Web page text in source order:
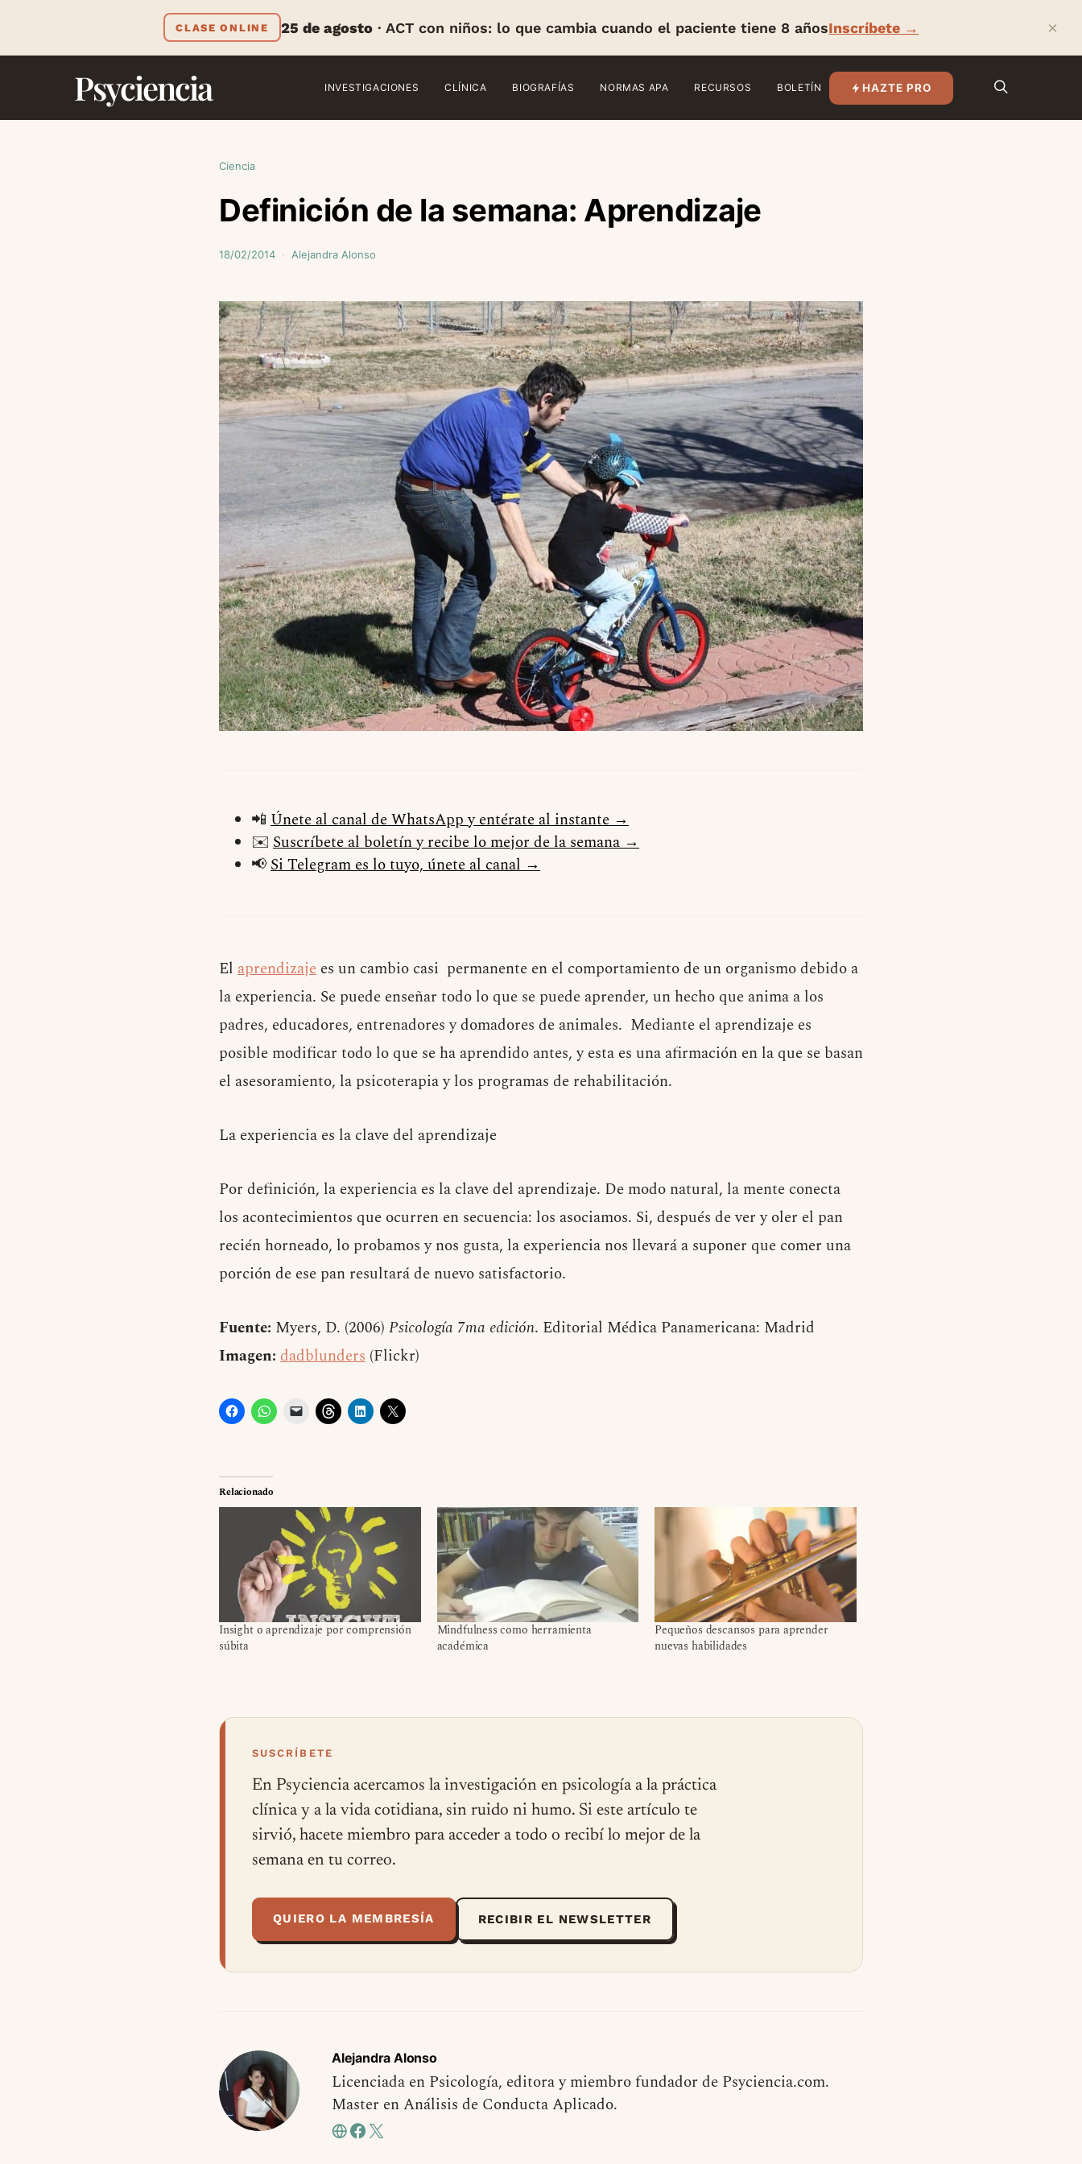
CLASE ONLINE 25 de agosto · ACT con niños: lo que cambia cuando el paciente tiene 8 añosInscríbete → ×
Psyciencia INVESTIGACIONES CLÍNICA BIOGRAFÍAS NORMAS APA RECURSOS BOLETÍN HAZTE PRO
Ciencia
Definición de la semana: Aprendizaje
18/02/2014 Alejandra Alonso
📲 Únete al canal de WhatsApp y entérate al instante →
✉️ Suscríbete al boletín y recibe lo mejor de la semana →
📢Si Telegram es lo tuyo, únete al canal →
El aprendizaje es un cambio casi permanente en el comportamiento de un organismo debido a
la experiencia. Se puede enseñar todo lo que se puede aprender, un hecho que anima a los
padres, educadores, entrenadores y domadores de animales. Mediante el aprendizaje es
posible modificar todo lo que se ha aprendido antes, y esta es una afirmación en la que se basan
el asesoramiento, la psicoterapia y los programas de rehabilitación.
La experiencia es la clave del aprendizaje
Por definición, la experiencia es la clave del aprendizaje. De modo natural, la mente conecta
los acontecimientos que ocurren en secuencia: los asociamos. Si, después de ver y oler el pan
recién horneado, lo probamos y nos gusta, la experiencia nos llevará a suponer que comer una
porción de ese pan resultará de nuevo satisfactorio.
Fuente: Myers, D. (2006) Psicología 7ma edición. Editorial Médica Panamericana: Madrid
Imagen: dadblunders (Flickr)
Relacionado
Insight o aprendizaje por comprensión
súbita
Mindfulness como herramienta
académica
Pequeños descansos para aprender
nuevas habilidades
SUSCRÍBETE
En Psyciencia acercamos la investigación en psicología a la práctica
clínica y a la vida cotidiana, sin ruido ni humo. Si este artículo te
sirvió, hacete miembro para acceder a todo o recibí lo mejor de la
semana en tu correo.
QUIERO LA MEMBRESÍA RECIBIR EL NEWSLETTER
Alejandra Alonso
Licenciada en Psicología, editora y miembro fundador de Psyciencia.com.
Master en Análisis de Conducta Aplicado.